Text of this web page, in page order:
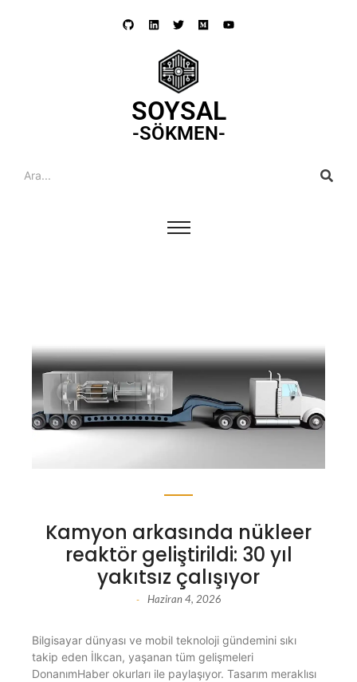
SOYSAL
-SÖKMEN-
Kamyon arkasında nükleer
reaktör geliştirildi: 30 yıl
yakıtsız çalışıyor
- Haziran 4, 2026
Bilgisayar dünyası ve mobil teknoloji gündemini sıkı
takip eden İlkcan, yaşanan tüm gelişmeleri
DonanımHaber okurları ile paylaşıyor. Tasarım meraklısı